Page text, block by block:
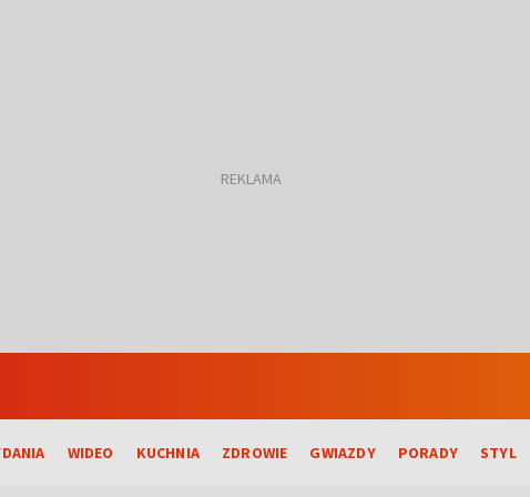
WIDEO KUCHNIA ZDROWIE GWIAZDY PORADY STYL